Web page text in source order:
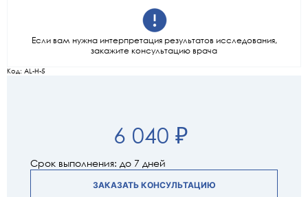
Если вам нужна интерпретация результатов исследования,
закажите консультацию врача
Код: AL-H-5
6 040 ₽
Срок выполнения: до 7 дней
ЗАКАЗАТЬ КОНСУЛЬТАЦИЮ